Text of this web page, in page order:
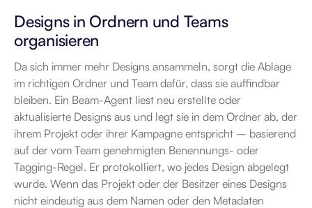
Designs in Ordnern und Teams
organisieren
Da sich immer mehr Designs ansammeln, sorgt die Ablage
im richtigen Ordner und Team dafür, dass sie auffindbar
bleiben. Ein Beam-Agent liest neu erstellte oder
aktualisierte Designs aus und legt sie in dem Ordner ab, der
ihrem Projekt oder ihrer Kampagne entspricht – basierend
auf der vom Team genehmigten Benennungs- oder
Tagging-Regel. Er protokolliert, wo jedes Design abgelegt
wurde. Wenn das Projekt oder der Besitzer eines Designs
nicht eindeutig aus dem Namen oder den Metadaten